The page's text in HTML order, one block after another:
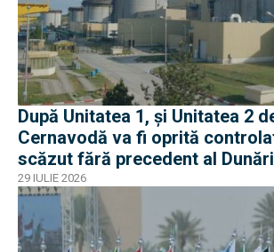
După Unitatea 1, și Unitatea 2
Cernavodă va fi oprită
scăzut fără precedent al
29 IULIE 2026